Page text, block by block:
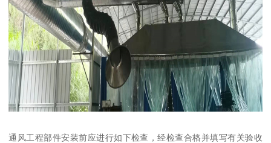
通风工程部件安装前应进行如下检查，经检查合格并填写有关验收